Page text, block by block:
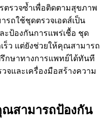
ตรวจซ้ำเพื่อติดตามสุขภาพ
รถใช้ชุดตรวจเอดส์เป็น
ะป้องกันการแพร่เชื้อ ชุด
ร็ว แต่ยังช่วยให้คุณสามารถ
กษาทางการแพทย์ได้ทันที
จและเครื่องมือสร้างความ
ณสามารถป้องกัน